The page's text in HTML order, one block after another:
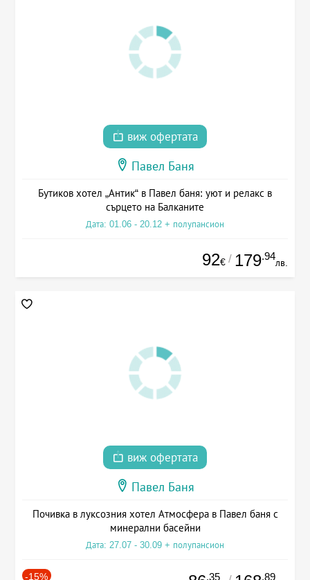
виж офертата
Павел Баня
Бутиков хотел „Антик“ в Павел баня: уют и релакс в
сърцето на Балканите
Дата: 01.06 - 20.12 + полупансион
92€ / 179.94
лв.
виж офертата
Павел Баня
Почивка в луксозния хотел Атмосфера в Павел баня с
минерални басейни
Дата: 27.07 - 30.09 + полупансион
-15% .35 .89